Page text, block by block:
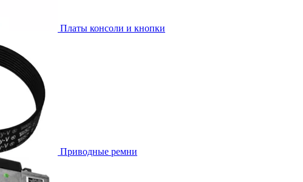
Платы консоли и кнопки
Приводные ремни